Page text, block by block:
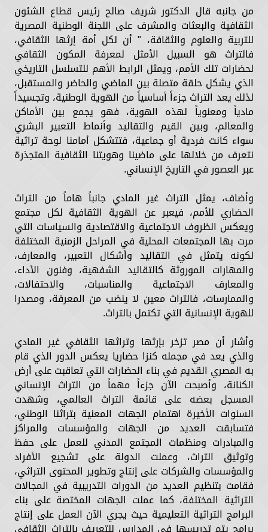
من جانبه قال الدكتور شريف صالح رئيس قطاع الشئون
الثقافية والبعثات والمشرف على اللجنة الوطنية المصرية
للتربية والعلوم والثقافة، " أن لكل أمة إرثها الثقافي،
فالتراث هو السبيل الأمثل لمعرفة المكون الثقافي
لحضارات تلك الأمم، ويمثل الرابط الأهم للتسلسل التاريخي
الذي يشكل حلقة متصلة بين الماضي والحاضر والمستقبل،
لذلك يعد التراث جزءاً أساسياً من الهوية الوطنية، وتجسيداً
مادياً ومعنوياً لهذه الهوية، فهو يجمع بين الأماكن
والمعالم، وبين القيم والتقاليد وأنماط التعبير البشري
سواء كانت فردية أو جماعية، فتتشكل أمامنا لوحة تراثية
نتعرف من خلالها على ماضينا وهويتنا الثقافية المتجذرة
عبر العصور في التاريخ الإنساني.
وأضاف، يمثل التراث غير المادي جانباً هاماً من التراث
الحضاري للأمم، فيعبر عن الهوية الثقافية لكل مجتمع
ويعكس الظروف الاجتماعية والاقتصادية والسياسات التي
مرت بها المجتمعات المحلية في المراحل الزمنية المختلفة
لكونه يتمثل في التقاليد وأشكال التعبير، والمعارف،
والمهارات الموروثة كالتقاليد الشفهية، وفنون الأداء،
والمعارف الاجتماعية والمناسبات، والاحتفالات،
والممارسات، فالتراث معين لا ينضب من المعرفة، ومصدرا
للهوية الإنسانية التي تكتمل بالتراث.
وأشار أن مصر تزخر بإرثها وتراثها الثقافي غير المادي
والذي يعد في مجمله كنزا حضاريا يعكس الدور الذي قام
به المصري القديم في بناء الحضارات التي تعاقبت على أرض
الكنانة، وأصبحت الآن جزءاً مهماً من التراث الإنساني
المسجل بعضه على قائمة التراث العالمي، وشهدت
السنوات الأخيرة اهتمام الجهات المعنية بتراثنا الوطني،
فتسابقت العديد من الجهات والمؤسسات والمراكز
والمبادرات ومنظمات المجتمع المدني للعمل على حفظ
وتوثيق التراث، وعملت الدولة على تشجيع الأفراد
والمؤسسات والشركات على إنتاج وتطوير المحتوى التراثي،
فقامت بتنظيم العديد من الدورات التدريبية في المجالات
التراثية المختلفة، كما عملت الجهات المختصة على بناء
البرامج التراثية التعليمية حيث يجري الآن العمل على إنتاج